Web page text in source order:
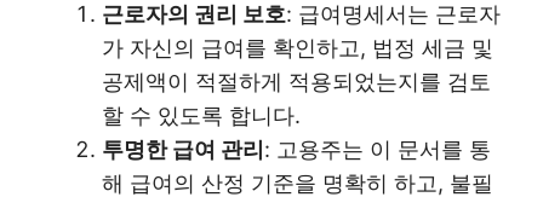
근로자의 권리 보호: 급여명세서는 근로자
가 자신의 급여를 확인하고, 법정 세금 및
공제액이 적절하게 적용되었는지를 검토
할 수 있도록 합니다.
투명한 급여 관리 : 고용주는 이 문서를 통
해 급여의 산정 기준을 명확히 하고, 불필